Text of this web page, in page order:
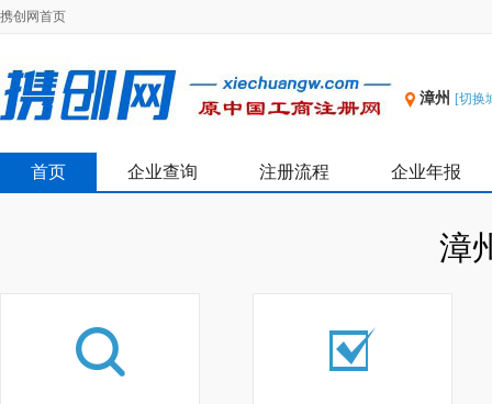
携创网首页
漳州 [切换
首页 企业查询 注册流程 企业年报
漳